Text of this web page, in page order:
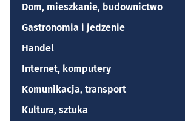
Dom, mieszkanie, budownictwo
Gastronomia i jedzenie
Handel
Internet, komputery
Komunikacja, transport
Kultura, sztuka